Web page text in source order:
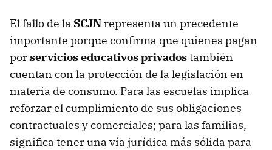
El fallo de la SCJN representa un precedente
importante porque confirma que quienes pagan
porservicios educativos privadostambién
cuentan con la protección de la legislación en
materia de consumo. Para las escuelas implica
reforzar el cumplimiento de sus obligaciones
contractuales y comerciales; para las familias,
significa tener una vía jurídica más sólida para